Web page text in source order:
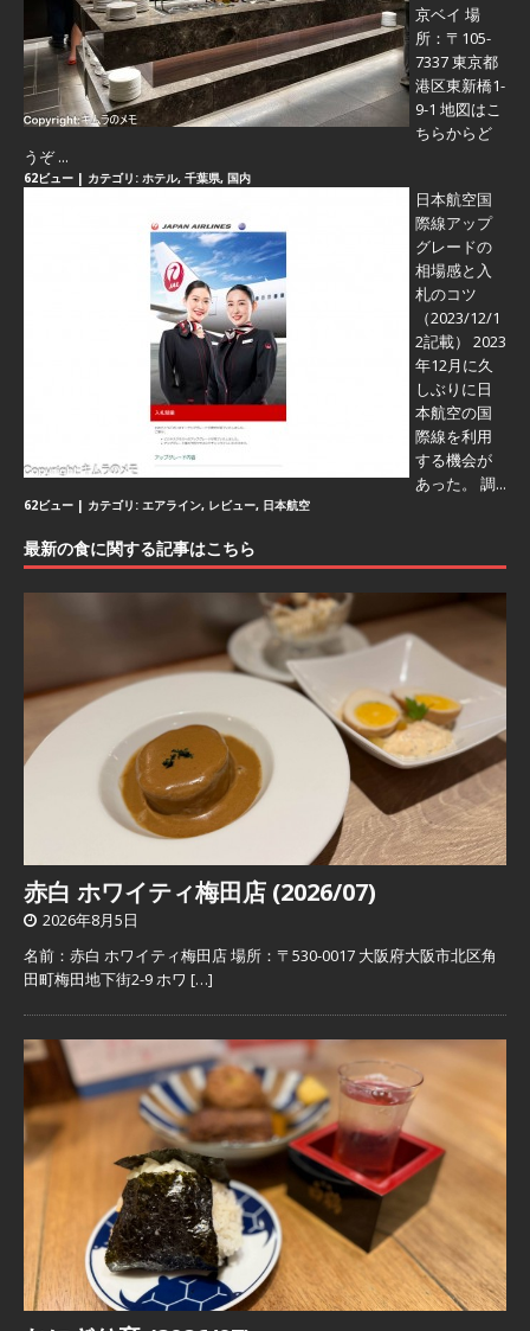
京ベイ 場
所：〒105-
7337 東京都
港区東新橋1-
9-1 地図はこ
ちらからど
うぞ ...
62ビュー | カテゴリ: ホテル, 千葉県, 国内
日本航空国
際線アップ
グレードの
相場感と入
札のコツ
（2023/12/1
2記載） 2023
年12月に久
しぶりに日
本航空の国
際線を利用
する機会が
あった。 調...
62ビュー | カテゴリ: エアライン, レビュー, 日本航空
最新の食に関する記事はこちら
赤白 ホワイティ梅田店 (2026/07)
2026年8月5日
名前：赤白 ホワイティ梅田店 場所：〒530-0017 大阪府大阪市北区角
田町梅田地下街2-9 ホワ […]